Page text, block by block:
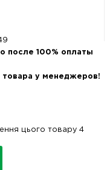
после 100% оплаты
товара у менеджеров!
цього товару 4